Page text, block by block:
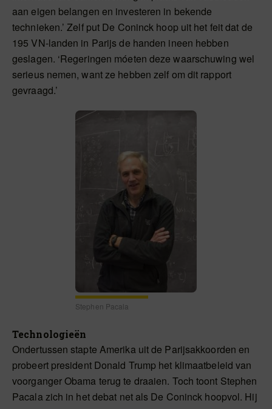
aan eigen belangen en investeren in bekende
technieken.’ Zelf put De Coninck hoop uit het feit dat de
195 VN-landen in Parijs de handen ineen hebben
geslagen. ‘Regeringen móeten deze waarschuwing wel
serieus nemen, want ze hebben zelf om dit rapport
gevraagd.’
Stephen Pacala
Technologieën
Ondertussen stapte Amerika uit de Parijsakkoorden en
probeert president Donald Trump het klimaatbeleid van
voorganger Obama terug te draaien. Toch toont Stephen
Pacala zich in het debat net als De Coninck hoopvol. Hij